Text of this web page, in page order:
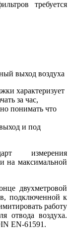
требуется
выход воздуха
характеризует
за час,
понимать что
и под
измерения
на максимальной
двухметровой
подключенной к
работу
отвода воздуха.
EN-61591.